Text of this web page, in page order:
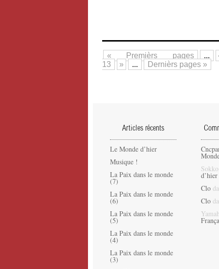
« Premièrs pages ...
13
» ... Dernièrs pages »
Articles récents
Le Monde d’hier
Musique !
La Paix dans le monde
(7)
La Paix dans le monde
(6)
La Paix dans le monde
(5)
La Paix dans le monde
(4)
La Paix dans le monde
(3)
Sokko
d’hier
Clo
Clo